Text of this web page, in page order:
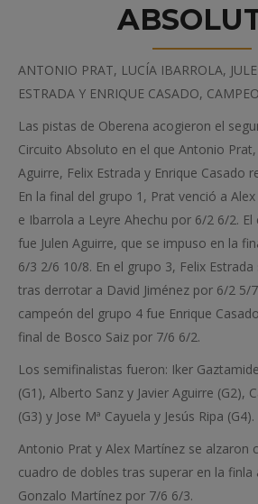
ANTONIO PRAT, LUCÍA IBARROLA,
ESTRADA Y ENRIQUE CASADO,
Las pistas de Oberena acogieron el
Circuito Absoluto en el que Antonio
Aguirre, Felix Estrada y Enrique Casado
En la final del grupo 1, Prat venció a
e Ibarrola a Leyre Ahechu por 6/2 6/2.
fue Julen Aguirre, que se impuso en la
6/3 2/6 10/8. En el grupo 3, Felix
tras derrotar a David Jiménez por 6/2 5/
campeón del grupo 4 fue Enrique
final de Bosco Saiz por 7/6 6/2.
Los semifinalistas fueron: Iker
(G1), Alberto Sanz y Javier Aguirre (G2),
(G3) y Jose Mª Cayuela y Jesús Ripa (G4).
Antonio Prat y Alex Martínez se alzaron
cuadro de dobles tras superar en la finla
Gonzalo Martínez por 7/6 6/3.